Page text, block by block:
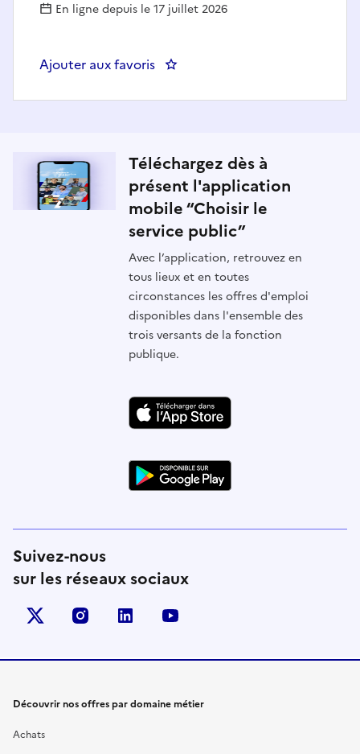
En ligne depuis le 17 juillet 2026
Ajouter aux favoris
Téléchargez dès à
présent l'application
mobile “Choisir le
service public”
Avec l’application, retrouvez en
tous lieux et en toutes
circonstances les offres d'emploi
disponibles dans l'ensemble des
trois versants de la fonction
publique.
Suivez-nous
sur les réseaux sociaux
X (anciennement Twitter)
instagramlinkedin
Découvrir nos offres par domaine métier
Achats